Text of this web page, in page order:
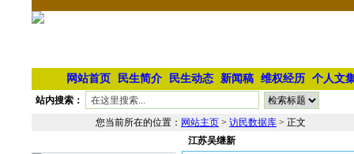
网站首页 民生简介 民生动态 新闻稿 维权经历 个人文
站内搜索：
您当前所在的位置： 网站主页 > 访民数据库 > 正文
江苏吴继新